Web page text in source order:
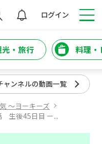
検索 ログイン
光・旅行 料理・
ャンネルの動画一覧
～ヨーキーズ
生後45日目 ー...